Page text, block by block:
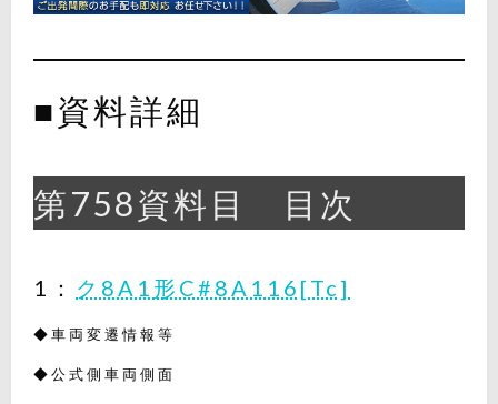
■資料詳細
第758資料目 目次
1： ク8A1形C#8A116[Tc]
◆車両変遷情報等
◆公式側車両側面